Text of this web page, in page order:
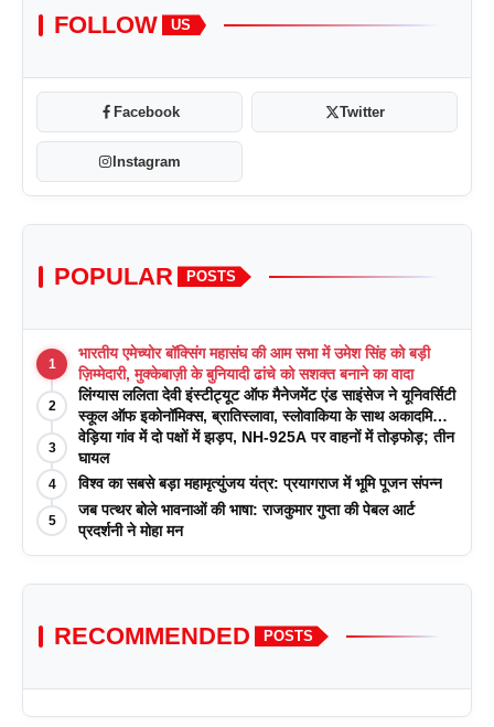
FOLLOW US
Facebook Twitter
Instagram
POPULAR POSTS
1
भारतीय एमेच्योर बॉक्सिंग महासंघ की आम सभा में उमेश सिंह को बड़ी
ज़िम्मेदारी, मुक्केबाज़ी के बुनियादी ढांचे को सशक्त बनाने का वादा
2
लिंग्यास ललिता देवी इंस्टीट्यूट ऑफ मैनेजमेंट एंड साइंसेज ने यूनिवर्सिटी
स्कूल ऑफ इकोनॉमिक्स, ब्रातिस्लावा, स्लोवाकिया के साथ अकादमिक
पत्रिकाओं में प्रकाशन रणनीतियों पर एक दिवसीय कार्यशाला का
आयोजन किया
3
वेड़िया गांव में दो पक्षों में झड़प, NH-925A पर वाहनों में तोड़फोड़; तीन
घायल
4 विश्व का सबसे बड़ा महामृत्युंजय यंत्र: प्रयागराज में भूमि पूजन संपन्न
5
जब पत्थर बोले भावनाओं की भाषा: राजकुमार गुप्ता की पेबल आर्ट
प्रदर्शनी ने मोहा मन
RECOMMENDED POSTS